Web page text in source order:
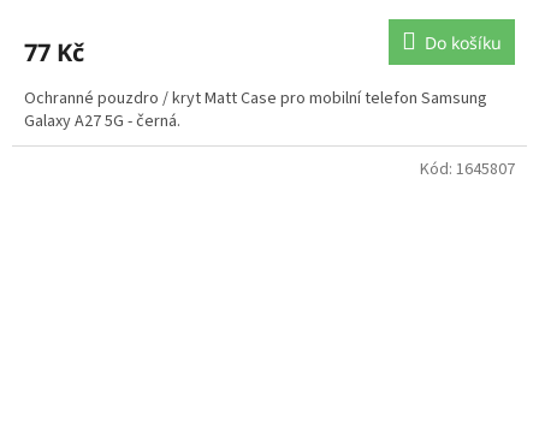
77 Kč Do košíku
Ochranné pouzdro / kryt Matt Case pro mobilní telefon Samsung
Galaxy A27 5G - černá.
Kód: 1645807